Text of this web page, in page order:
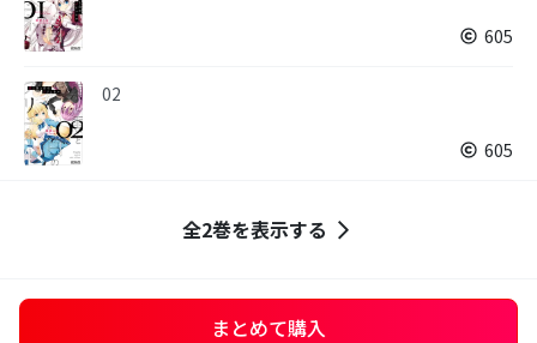
605
02
605
全2巻を表示する
まとめて購入